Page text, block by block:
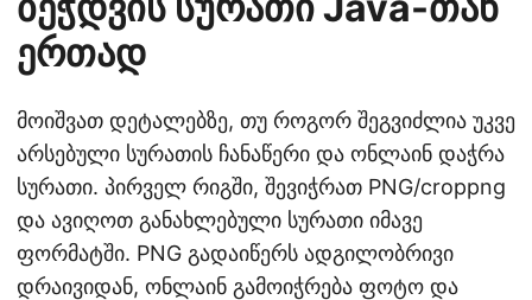
ერთად
მოიშვათ დეტალებზე, თუ როგორ შეგვიძლია უკვე
არსებული სურათის ჩანაწერი და ონლაინ დაჭრა
სურათი. პირველ რიგში, შევიჭრათ PNG/croppng
და ავიღოთ განახლებული სურათი იმავე
ფორმატში. PNG გადაიწერს ადგილობრივი
დრაივიდან, ონლაინ გამოიჭრება ფოტო და